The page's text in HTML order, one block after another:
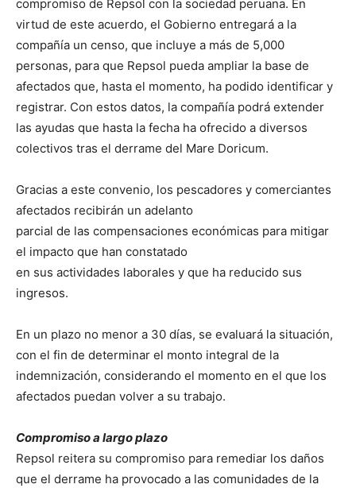
compromiso de Repsol con la sociedad peruana. En
virtud de este acuerdo, el Gobierno entregará a la
compañía un censo, que incluye a más de 5,000
personas, para que Repsol pueda ampliar la base de
afectados que, hasta el momento, ha podido identificar y
registrar. Con estos datos, la compañía podrá extender
las ayudas que hasta la fecha ha ofrecido a diversos
colectivos tras el derrame del Mare Doricum.
Gracias a este convenio, los pescadores y comerciantes
afectados recibirán un adelanto
parcial de las compensaciones económicas para mitigar
el impacto que han constatado
en sus actividades laborales y que ha reducido sus
ingresos.
En un plazo no menor a 30 días, se evaluará la situación,
con el fin de determinar el monto integral de la
indemnización, considerando el momento en el que los
afectados puedan volver a su trabajo.
Compromiso a largo plazo
Repsol reitera su compromiso para remediar los daños
que el derrame ha provocado a las comunidades de la